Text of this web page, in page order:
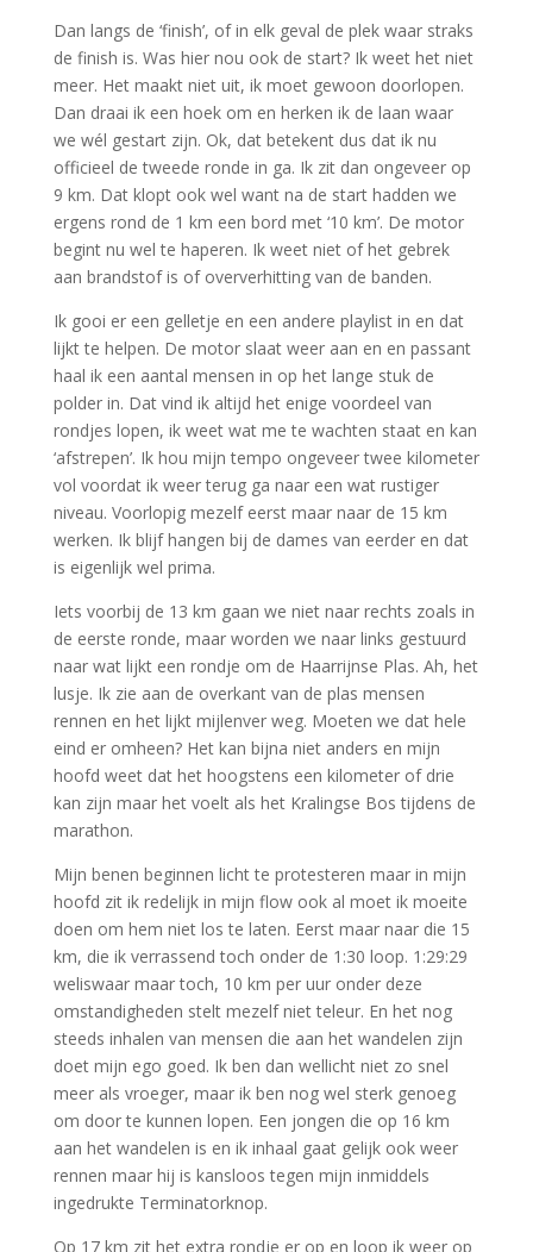
Dan langs de ‘finish’, of in elk geval de plek waar straks
de finish is. Was hier nou ook de start? Ik weet het niet
meer. Het maakt niet uit, ik moet gewoon doorlopen.
Dan draai ik een hoek om en herken ik de laan waar
we wél gestart zijn. Ok, dat betekent dus dat ik nu
officieel de tweede ronde in ga. Ik zit dan ongeveer op
9 km. Dat klopt ook wel want na de start hadden we
ergens rond de 1 km een bord met ‘10 km’. De motor
begint nu wel te haperen. Ik weet niet of het gebrek
aan brandstof is of oververhitting van de banden.
Ik gooi er een gelletje en een andere playlist in en dat
lijkt te helpen. De motor slaat weer aan en en passant
haal ik een aantal mensen in op het lange stuk de
polder in. Dat vind ik altijd het enige voordeel van
rondjes lopen, ik weet wat me te wachten staat en kan
‘afstrepen’. Ik hou mijn tempo ongeveer twee kilometer
vol voordat ik weer terug ga naar een wat rustiger
niveau. Voorlopig mezelf eerst maar naar de 15 km
werken. Ik blijf hangen bij de dames van eerder en dat
is eigenlijk wel prima.
Iets voorbij de 13 km gaan we niet naar rechts zoals in
de eerste ronde, maar worden we naar links gestuurd
naar wat lijkt een rondje om de Haarrijnse Plas. Ah, het
lusje. Ik zie aan de overkant van de plas mensen
rennen en het lijkt mijlenver weg. Moeten we dat hele
eind er omheen? Het kan bijna niet anders en mijn
hoofd weet dat het hoogstens een kilometer of drie
kan zijn maar het voelt als het Kralingse Bos tijdens de
marathon.
Mijn benen beginnen licht te protesteren maar in mijn
hoofd zit ik redelijk in mijn flow ook al moet ik moeite
doen om hem niet los te laten. Eerst maar naar die 15
km, die ik verrassend toch onder de 1:30 loop. 1:29:29
weliswaar maar toch, 10 km per uur onder deze
omstandigheden stelt mezelf niet teleur. En het nog
steeds inhalen van mensen die aan het wandelen zijn
doet mijn ego goed. Ik ben dan wellicht niet zo snel
meer als vroeger, maar ik ben nog wel sterk genoeg
om door te kunnen lopen. Een jongen die op 16 km
aan het wandelen is en ik inhaal gaat gelijk ook weer
rennen maar hij is kansloos tegen mijn inmiddels
ingedrukte Terminatorknop.
Op 17 km zit het extra rondje er op en loop ik weer op